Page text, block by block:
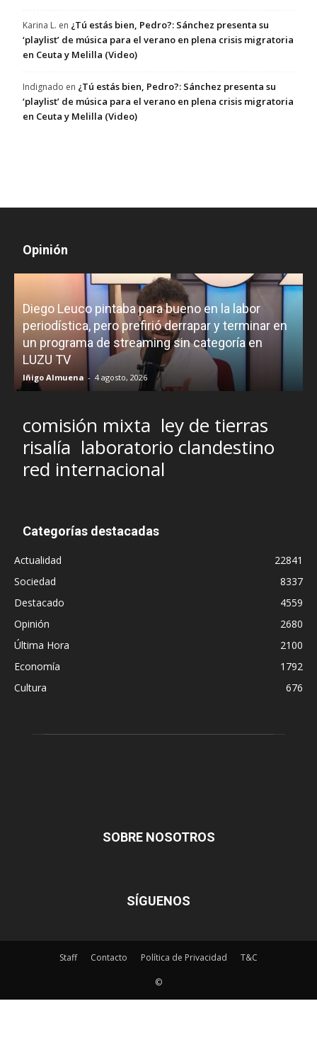
Karina L. en ¿Tú estás bien, Pedro?: Sánchez presenta su
‘playlist’ de música para el verano en plena crisis migratoria
en Ceuta y Melilla (Video)
Indignado en ¿Tú estás bien, Pedro?: Sánchez presenta su
‘playlist’ de música para el verano en plena crisis migratoria
en Ceuta y Melilla (Video)
Opinión
Diego Leuco pintaba para bueno en la labor
periodística, pero prefirió derrapar y terminar en
un programa de streaming sin categoría en
LUZU TV
Iñigo Almuena - 4 agosto, 2026
comisión mixta ley de tierras
risalía laboratorio clandestino
red internacional
Categorías destacadas
Actualidad
22841
Sociedad
8337
Destacado
4559
Opinión
2680
Última Hora
2100
Economía
1792
Cultura
676
SOBRE NOSOTROS
SÍGUENOS
Staff Contacto Política de Privacidad T&C
©